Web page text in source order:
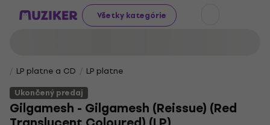
Všetky kategórie
LP platne a CD
LP platne
Ukončený predaj
Gilgamesh - Gilgamesh (Reissue) (Red